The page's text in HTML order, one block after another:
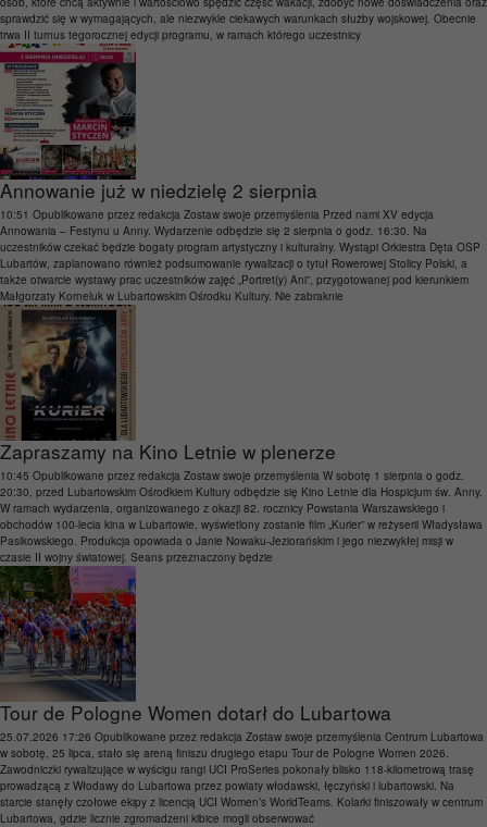
sprawdzić się w wymagających, ale niezwykle ciekawych warunkach służby wojskowej. Obecnie
trwa II turnus tegorocznej edycji programu, w ramach którego uczestnicy
Annowanie już w niedzielę 2 sierpnia
10:51 Opublikowane przez redakcja Zostaw swoje przemyślenia Przed nami XV edycja
Annowania – Festynu u Anny. Wydarzenie odbędzie się 2 sierpnia o godz. 16:30. Na
uczestników czekać będzie bogaty program artystyczny i kulturalny. Wystąpi Orkiestra Dęta OSP
Lubartów, zaplanowano również podsumowanie rywalizacji o tytuł Rowerowej Stolicy Polski, a
także otwarcie wystawy prac uczestników zajęć „Portret(y) Ani”, przygotowanej pod kierunkiem
Małgorzaty Korneluk w Lubartowskim Ośrodku Kultury. Nie zabraknie
Zapraszamy na Kino Letnie w plenerze
10:45 Opublikowane przez redakcja Zostaw swoje przemyślenia W sobotę 1 sierpnia o godz.
20:30, przed Lubartowskim Ośrodkiem Kultury odbędzie się Kino Letnie dla Hospicjum św. Anny.
W ramach wydarzenia, organizowanego z okazji 82. rocznicy Powstania Warszawskiego i
obchodów 100-lecia kina w Lubartowie, wyświetlony zostanie film „Kurier” w reżyserii Władysława
Pasikowskiego. Produkcja opowiada o Janie Nowaku-Jeziorańskim i jego niezwykłej misji w
czasie II wojny światowej. Seans przeznaczony będzie
Tour de Pologne Women dotarł do Lubartowa
25.07.2026 17:26 Opublikowane przez redakcja Zostaw swoje przemyślenia Centrum Lubartowa
w sobotę, 25 lipca, stało się areną finiszu drugiego etapu Tour de Pologne Women 2026.
Zawodniczki rywalizujące w wyścigu rangi UCI ProSeries pokonały blisko 118-kilometrową trasę
prowadzącą z Włodawy do Lubartowa przez powiaty włodawski, łęczyński i lubartowski. Na
starcie stanęły czołowe ekipy z licencją UCI Women’s WorldTeams. Kolarki finiszowały w centrum
Lubartowa, gdzie licznie zgromadzeni kibice mogli obserwować